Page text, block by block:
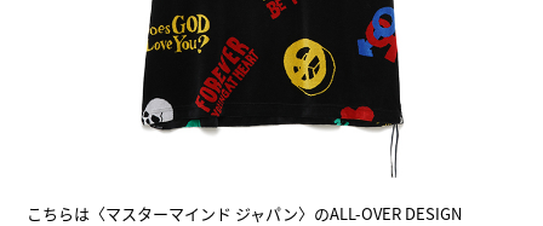
こちらは〈マスターマインド ジャパン〉のALL-OVER DESIGN